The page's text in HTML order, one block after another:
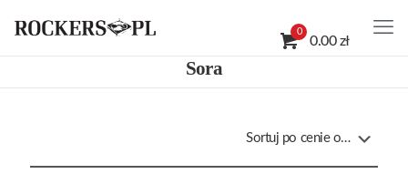
0
0.00 zł
Sora